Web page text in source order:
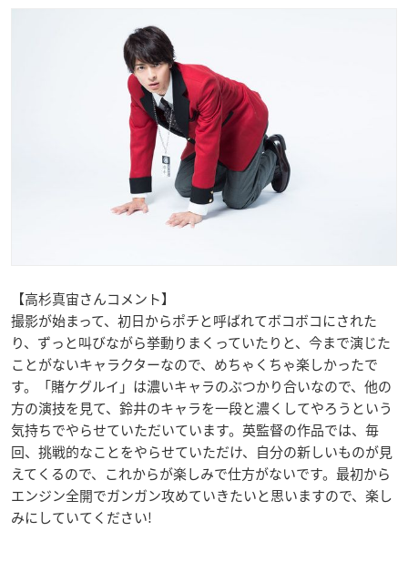
【高杉真宙さんコメント】
撮影が始まって、初日からポチと呼ばれてボコボコにされた
り、ずっと叫びながら挙動りまくっていたりと、今まで演じた
ことがないキャラクターなので、めちゃくちゃ楽しかったで
す。「賭ケグルイ」は濃いキャラのぶつかり合いなので、他の
方の演技を見て、鈴井のキャラを一段と濃くしてやろうという
気持ちでやらせていただいています。英監督の作品では、毎
回、挑戦的なことをやらせていただけ、自分の新しいものが見
えてくるので、これからが楽しみで仕方がないです。最初から
エンジン全開でガンガン攻めていきたいと思いますので、楽し
みにしていてください!